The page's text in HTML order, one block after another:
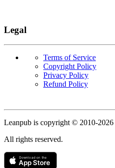
Legal
Terms of Service
Copyright Policy
Privacy Policy
Refund Policy
Leanpub is copyright © 2010-2026
All rights reserved.